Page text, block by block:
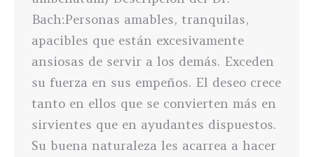
Bach:Personas amables, tranquilas,
apacibles que están excesivamente
ansiosas de servir a los demás. Exceden
su fuerza en sus empeños. El deseo crece
tanto en ellos que se convierten más en
sirvientes que en ayudantes dispuestos.
Su buena naturaleza les acarrea a hacer